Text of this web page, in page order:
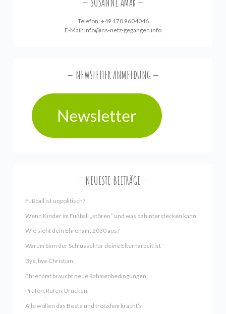
Telefon: +49 170 9604046
E-Mail: info@ins-netz-gegangen.info
NEWSLETTER ANMELDUNG
NEUESTE BEITRÄGE
Fußball ist unpolitisch?
Wenn Kinder im Fußball „stören“ und was dahinterstecken kann
Wie sieht dein Ehrenamt 2030 aus?
Warum Sinn der Schlüssel für deine Elternarbeit ist
Bye, bye Christian
Ehrenamt braucht neue Rahmenbedingungen
Prüfen. Rufen. Drücken.
Alle wollen das Beste und trotzdem kracht’s